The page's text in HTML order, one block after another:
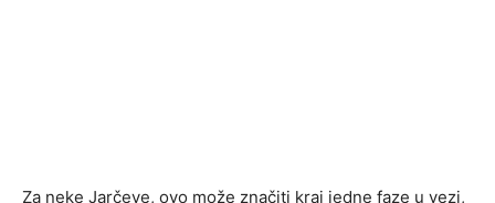
Za neke Jarčeve, ovo može značiti kraj jedne faze u vezi,